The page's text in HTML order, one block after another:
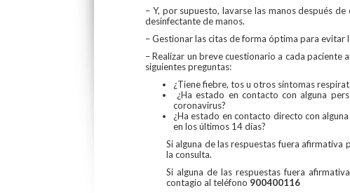
– Y, por supuesto, lavarse las manos después
desinfectante de manos.
– Gestionar las citas de forma óptima para evitar
– Realizar un breve cuestionario a cada paciente
siguientes preguntas:
¿Tiene fiebre, tos u otros síntomas
¿Ha estado en contacto con alguna
coronavirus?
¿Ha estado en contacto directo con
en los últimos 14 días?
Si alguna de las respuestas fuera
la consulta.
Si alguna de las respuestas fuera
contagio al teléfono 900400116